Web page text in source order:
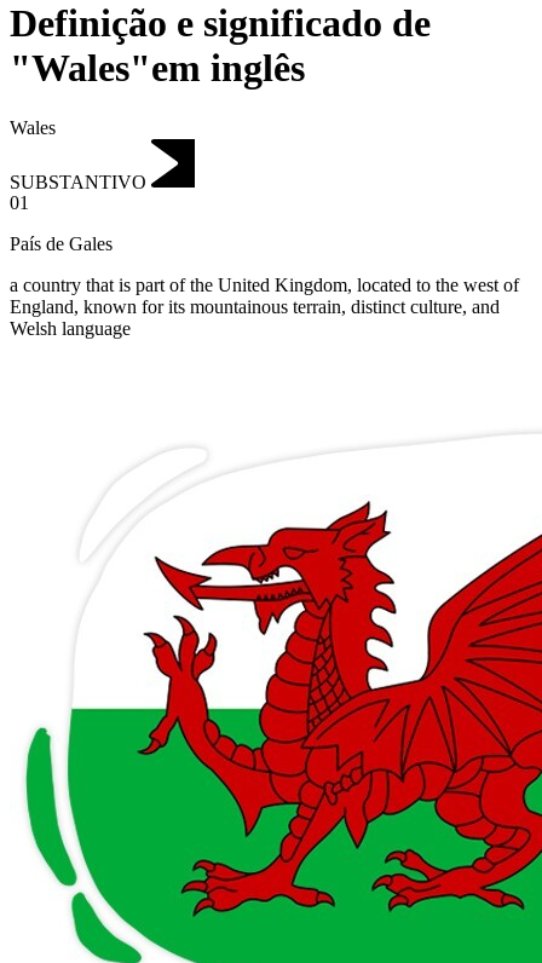
Definição e significado de
"Wales"em inglês
Wales
SUBSTANTIVO
01
País de Gales
a country that is part of the United Kingdom, located to the west of
England, known for its mountainous terrain, distinct culture, and
Welsh language